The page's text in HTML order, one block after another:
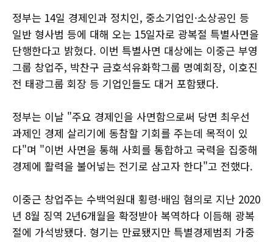
정부는 14일 경제인과 정치인, 중소기업인·소상공인 등
일반 형사범 등에 대해 오는 15일자로 광복절 특별사면을
단행한다고 밝혔다. 이번 특별사면 대상에는 이중근 부영
그룹 창업주, 박찬구 금호석유화학그룹 명예회장, 이호진
전 태광그룹 회장 등 기업인들도 대거 포함됐다.
정부는 이날 "주요 경제인을 사면함으로써 당면 최우선
과제인 경제 살리기에 동참할 기회를 주는데 목적이 있
다"며 "이번 사면을 통해 사회를 통합하고 국력을 집중해
경제에 활력을 불어넣는 전기로 삼고자 한다"고 전했다.
이중근 창업주는 수백억원대 횡령·배임 혐의로 지난 2020
년 8월 징역 2년6개월을 확정받아 복역하다 이듬해 광복
절에 가석방됐다. 형기는 만료됐지만 특별경제범죄 가중